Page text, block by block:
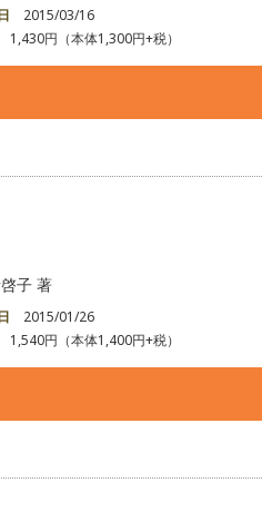
2015/03/16
1,430円（本体1,300円+税）
子 著
2015/01/26
1,540円（本体1,400円+税）